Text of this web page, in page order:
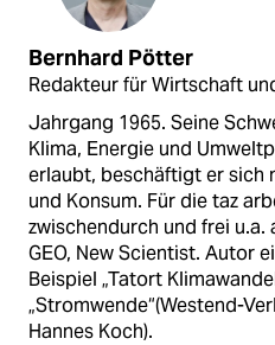
Bernhard Pötter
Redakteur für Wirtschaft
Jahrgang 1965. Seine
Klima, Energie und
erlaubt, beschäftigt er sich
und Konsum. Für die taz
zwischendurch und frei u.a.
GEO, New Scientist. Autor
Beispiel „Tatort
„Stromwende“(Westend-
Hannes Koch).